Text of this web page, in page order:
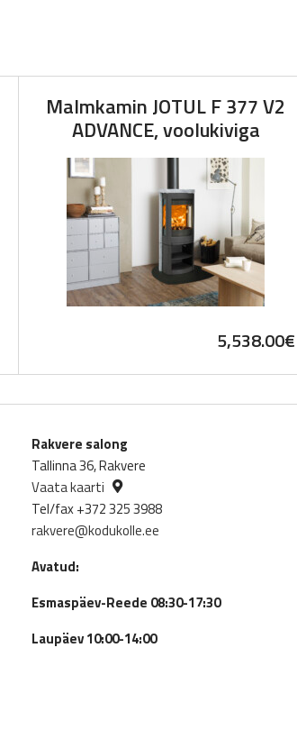
Malmkamin JOTUL F 377 V2
ADVANCE, voolukiviga
5,538.00€
Rakvere salong
Tallinna 36, Rakvere
Vaata kaarti
Tel/fax +372 325 3988
rakvere@kodukolle.ee
Avatud:
Esmaspäev-Reede 08:30-17:30
Laupäev 10:00-14:00